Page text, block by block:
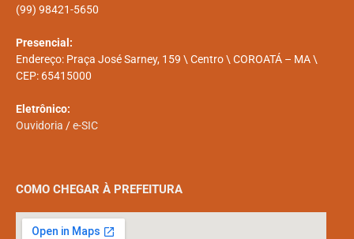
(99) 98421-5650
Presencial:
Endereço: Praça José Sarney, 159 \ Centro \ COROATÁ – MA \
CEP: 65415000
Eletrônico:
Ouvidoria /e-SIC
COMO CHEGAR À PREFEITURA